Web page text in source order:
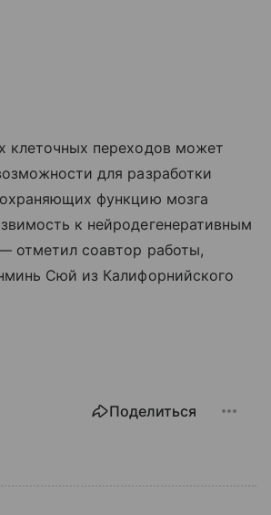
клеточных переходов может
для разработки
функцию мозга
к нейродегенеративным
отметил соавтор работы,
Сюй из Калифорнийского
Поделиться